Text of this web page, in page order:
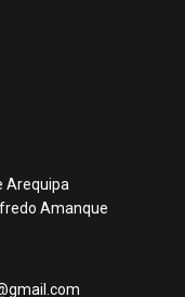
Arequipa
Amanque